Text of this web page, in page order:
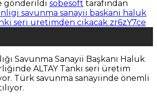
gönderildi sobesoft tarafından
Savunma Sanayii Başkanı Haluk
ALTAY Tankı seri üretim
Türk savunma sanayiinde önemli